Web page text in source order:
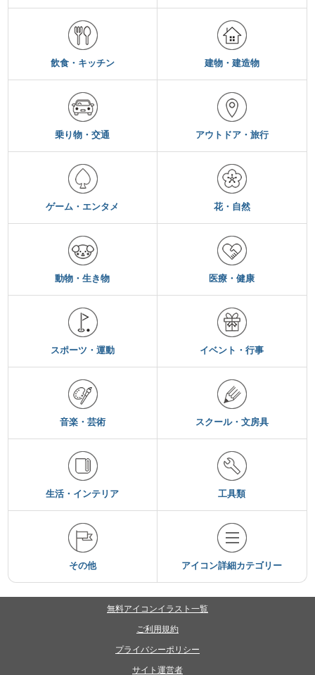
飲食・キッチン 建物・建造物
乗り物・交通 アウトドア・旅行
ゲーム・エンタメ 花・自然
動物・生き物 医療・健康
スポーツ・運動 イベント・行事
音楽・芸術 スクール・文房具
生活・インテリア 工具類
その他 アイコン詳細カテゴリー
無料アイコンイラスト一覧
ご利用規約
プライバシーポリシー
サイト運営者